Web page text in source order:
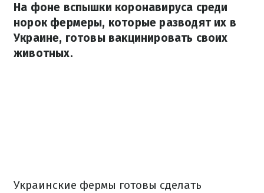
На фоне вспышки коронавируса среди
норок фермеры, которые разводят их в
Украине, готовы вакцинировать своих
животных.
Украинские фермы готовы сделать